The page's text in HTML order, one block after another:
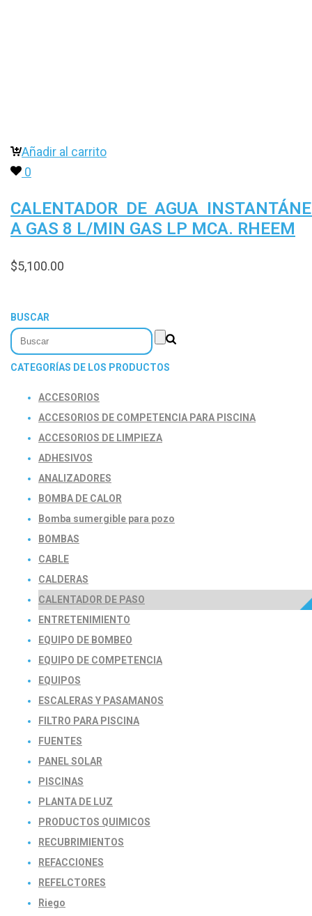
Añadir al carrito
0
CALENTADOR DE AGUA
A GAS 8 L/MIN GAS LP MCA. RHEEM
$5,100.00
BUSCAR
CATEGORÍAS DE LOS PRODUCTOS
ACCESORIOS
ACCESORIOS DE COMPETENCIA PARA PISCINA
ACCESORIOS DE LIMPIEZA
ADHESIVOS
ANALIZADORES
BOMBA DE CALOR
Bomba sumergible para pozo
BOMBAS
CABLE
CALDERAS
CALENTADOR DE PASO
ENTRETENIMIENTO
EQUIPO DE BOMBEO
EQUIPO DE COMPETENCIA
EQUIPOS
ESCALERAS Y PASAMANOS
FILTRO PARA PISCINA
FUENTES
PANEL SOLAR
PISCINAS
PLANTA DE LUZ
PRODUCTOS QUIMICOS
RECUBRIMIENTOS
REFACCIONES
REFELCTORES
Riego